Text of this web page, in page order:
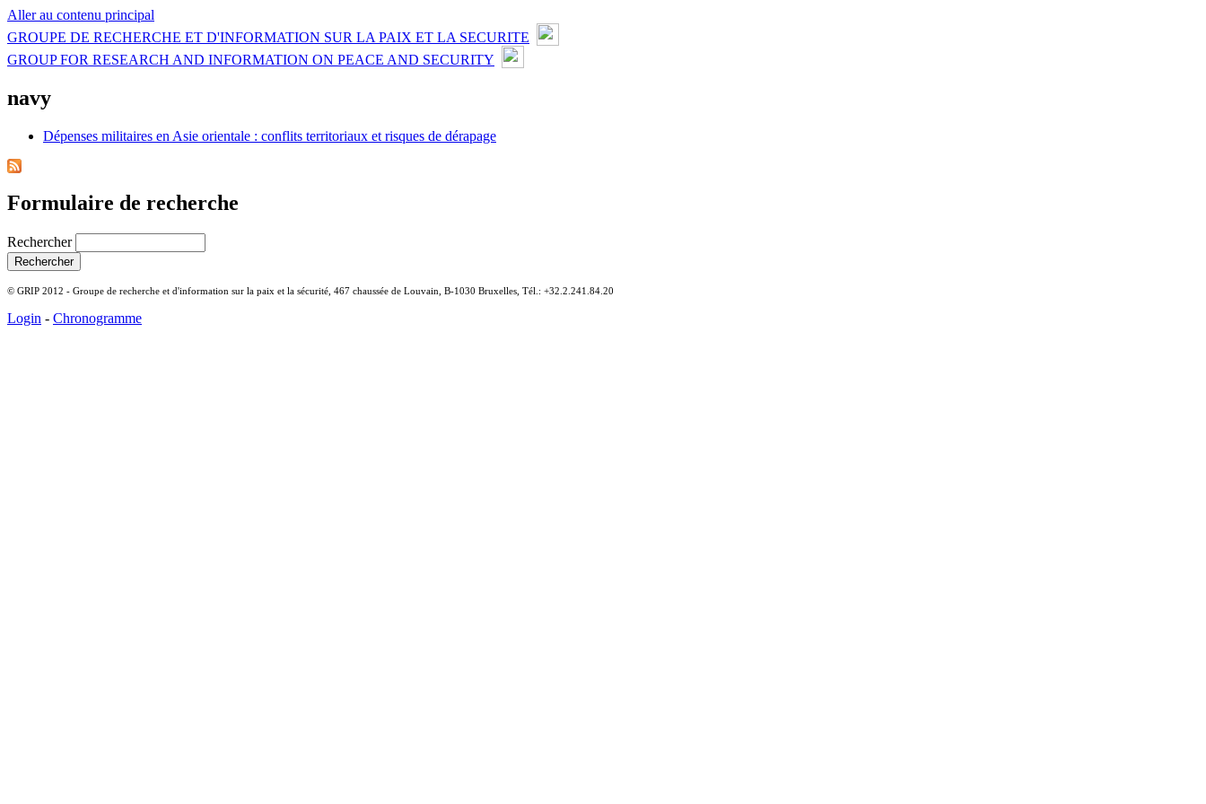
Aller au contenu principal
GROUPE DE RECHERCHE ET D'INFORMATION SUR LA PAIX ET LA SECURITE
GROUP FOR RESEARCH AND INFORMATION ON PEACE AND SECURITY
navy
Dépenses militaires en Asie orientale : conflits territoriaux et risques de dérapage
Formulaire de recherche
Rechercher
© GRIP 2012 - Groupe de recherche et d'information sur la paix et la sécurité, 467 chaussée de Louvain, B-1030 Bruxelles, Tél.: +32.2.241.84.20
Login - Chronogramme